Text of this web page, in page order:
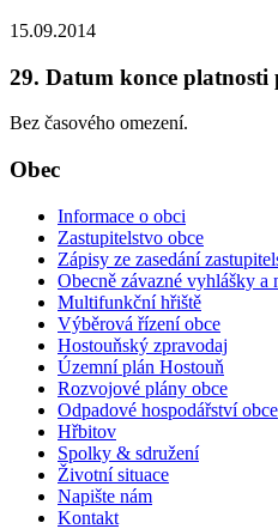
15.09.2014
29. Datum konce platnosti
Bez časového omezení.
Obec
Informace o obci
Zastupitelstvo obce
Zápisy ze zasedání
Obecně závazné vyhlášky a
Multifunkční hřiště
Výběrová řízení obce
Hostouňský zpravodaj
Územní plán Hostouň
Rozvojové plány obce
Odpadové hospodářství obce
Hřbitov
Spolky & sdružení
Životní situace
Napište nám
Kontakt